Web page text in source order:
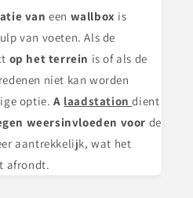
vaneen wallbox is
van voeten. Als de
op het terrein is of als de
niet kan worden
optie.A laadstationdient
weersinvloeden voor de
aantrekkelijk, wat het
afrondt.